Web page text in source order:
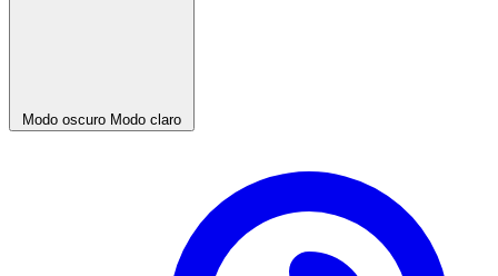
Modo oscuro Modo claro